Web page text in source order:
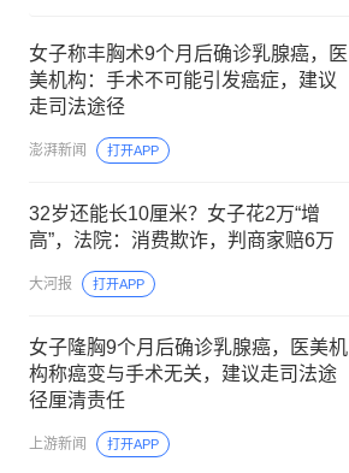
女子称丰胸术9个月后确诊乳腺癌，医
美机构：手术不可能引发癌症，建议
走司法途径
澎湃新闻 打开APP
32岁还能长10厘米？女子花2万“增
高”，法院：消费欺诈，判商家赔6万
大河报 打开APP
女子隆胸9个月后确诊乳腺癌，医美机
构称癌变与手术无关，建议走司法途
径厘清责任
上游新闻 打开APP